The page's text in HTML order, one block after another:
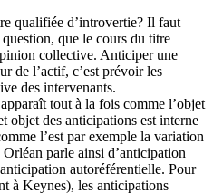
qualifiée d’introvertie? Il faut
que le cours du titre
collective. Anticiper une
de l’actif, c’est prévoir les
des intervenants.
tout à la fois comme l’objet
objet des anticipations est interne
l’est par exemple la variation
parle ainsi d’anticipation
autoréférentielle. Pour
à Keynes), les anticipations